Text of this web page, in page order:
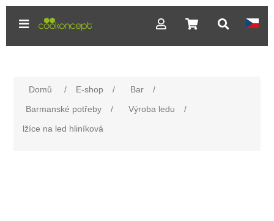
Domů / E-shop / Bar
/
Barmanské potřeby
/ Výroba ledu
/
lžíce na led hliníková